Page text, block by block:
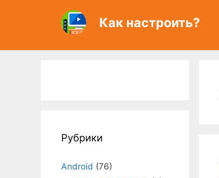
Как настроить?
Рубрики
Android (76)